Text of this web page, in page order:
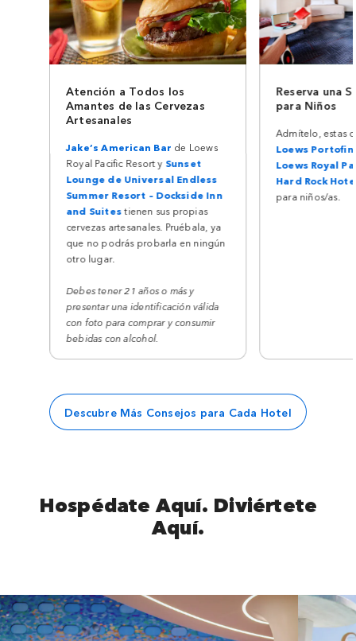
Atención a Todos los
Amantes de las Cervezas
Artesanales
Jake’s American Bar de Loews
Royal Pacific Resort y Sunset
Lounge de Universal Endless
Summer Resort – Dockside Inn
and Suitestienen sus propias
cervezas artesanales. Pruébala, ya
que no podrás probarla en ningún
otro lugar.
Debes tener 21 años o más y
presentar una identificación válida
con foto para comprar y consumir
bebidas con alcohol.
Reserva una
para Niños
Admítelo, estas
Loews
Loews Royal
Hard Rock
para niños/as.
Descubre Más Consejos para Cada Hotel
Hospédate Aquí. Diviértete
Aquí.